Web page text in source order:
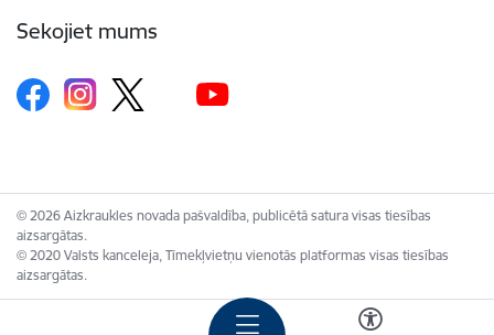
Sekojiet mums
© 2026 Aizkraukles novada pašvaldība, publicētā satura visas tiesības
aizsargātas.
© 2020 Valsts kanceleja, Tīmekļvietņu vienotās platformas visas tiesības
aizsargātas.